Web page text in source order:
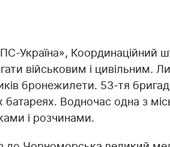
Україна», Координаційний
військовим і цивільним.
бронежилети. 53-тя
батареях. Водночас одна з
і розчинами.